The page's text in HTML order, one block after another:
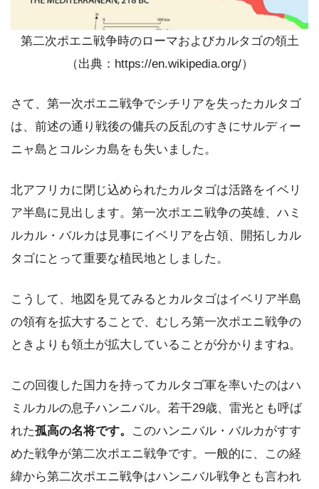
第二次ポエニ戦争時のローマおよびカルタゴの領土
（出典：https://en.wikipedia.org/）
さて、第一次ポエニ戦争でシチリアを失ったカルタゴ
は、前述の通り戦後の傭兵の反乱のすきにサルディー
ニャ島とコルシカ島をも失いました。
北アフリカに閉じ込められたカルタゴは活路をイベリ
ア半島に見出します。第一次ポエニ戦争の英雄、ハミ
ルカル・バルカは見事にイベリアを占領、開拓しカル
タゴにとって重要な植民地としました。
こうして、地図を見てみるとカルタゴはイベリア半島
の領有を拡大することで、むしろ第一次ポエニ戦争の
ときよりも領土が拡大していることが分かりますね。
この回復した国力を持ってカルタゴ軍を率いたのはハ
ミルカルの息子ハンニバル。若干29歳、雷光とも呼ば
れた孤高の名将です。
このハンニバル・バルカがすす
めた戦争が第二次ポエニ戦争です。一般的に、この経
緯から第二次ポエニ戦争はハンニバル戦争とも言われ